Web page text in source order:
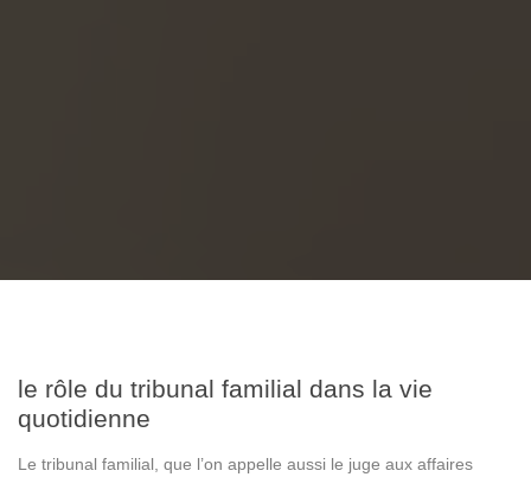
le rôle du tribunal familial dans la vie
quotidienne
Le tribunal familial, que l’on appelle aussi le juge aux affaires